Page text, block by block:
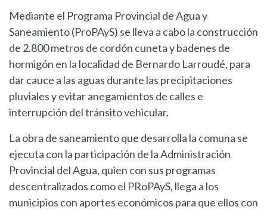
Mediante el Programa Provincial de Agua y
Saneamiento (ProPAyS) se lleva a cabo la construcción
de 2.800 metros de cordón cuneta y badenes de
hormigón en la localidad de Bernardo Larroudé, para
dar cauce a las aguas durante las precipitaciones
pluviales y evitar anegamientos de calles e
interrupción del tránsito vehicular.
La obra de saneamiento que desarrolla la comuna se
ejecuta con la participación de la Administración
Provincial del Agua, quien con sus programas
descentralizados como el PRoPAyS, llega a los
municipios con aportes económicos para que ellos con